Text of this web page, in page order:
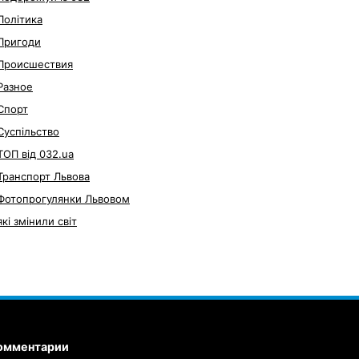
від 032.ua
Львова
Львовом
змінили світ